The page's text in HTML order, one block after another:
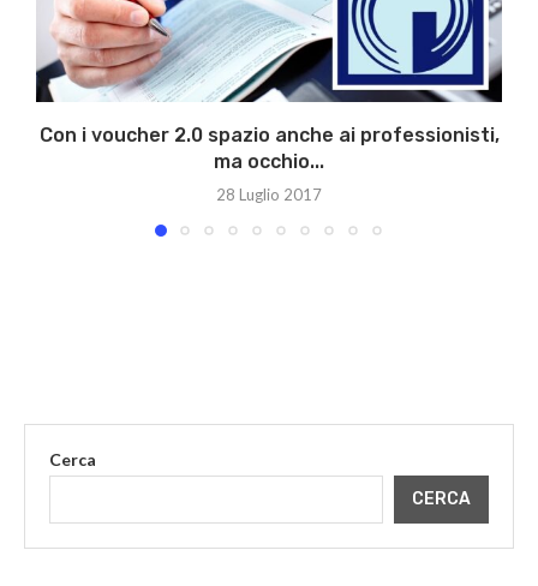
Con i voucher 2.0 spazio anche ai professionisti,
ma occhio...
28 Luglio 2017
Cerca
CERCA